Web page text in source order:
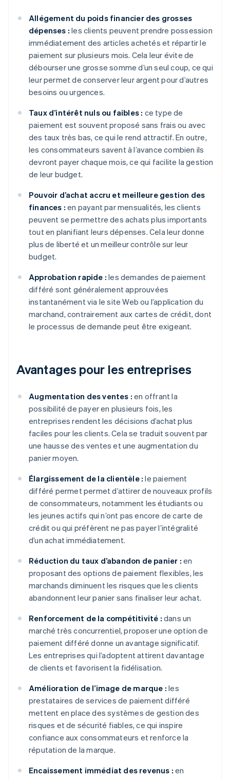
Allégement du poids financier des grosses
dépenses : les clients peuvent prendre possession
immédiatement des articles achetés et répartir le
paiement sur plusieurs mois. Cela leur évite de
débourser une grosse somme d’un seul coup, ce qui
leur permet de conserver leur argent pour d’autres
besoins ou urgences.
Taux d’intérêt nuls ou faibles : ce type de
paiement est souvent proposé sans frais ou avec
des taux très bas, ce qui le rend attractif. En outre,
les consommateurs savent à l’avance combien ils
devront payer chaque mois, ce qui facilite la gestion
de leur budget.
Pouvoir d’achat accru et meilleure gestion des
finances : en payant par mensualités, les clients
peuvent se permettre des achats plus importants
tout en planifiant leurs dépenses. Cela leur donne
plus de liberté et un meilleur contrôle sur leur
budget.
Approbation rapide : les demandes de paiement
différé sont généralement approuvées
instantanément via le site Web ou l’application du
marchand, contrairement aux cartes de crédit, dont
le processus de demande peut être exigeant.
Avantages pour les entreprises
Augmentation des ventes : en offrant la
possibilité de payer en plusieurs fois, les
entreprises rendent les décisions d’achat plus
faciles pour les clients. Cela se traduit souvent par
une hausse des ventes et une augmentation du
panier moyen.
Élargissement de la clientèle : le paiement
différé permet permet d’attirer de nouveaux profils
de consommateurs, notamment les étudiants ou
les jeunes actifs qui n’ont pas encore de carte de
crédit ou qui préfèrent ne pas payer l’intégralité
d’un achat immédiatement.
Réduction du taux d’abandon de panier : en
proposant des options de paiement flexibles, les
marchands diminuent les risques que les clients
abandonnent leur panier sans finaliser leur achat.
Renforcement de la compétitivité : dans un
marché très concurrentiel, proposer une option de
paiement différé donne un avantage significatif.
Les entreprises qui l’adoptent attirent davantage
de clients et favorisent la fidélisation.
Amélioration de l’image de marque : les
prestataires de services de paiement différé
mettent en place des systèmes de gestion des
risques et de sécurité fiables, ce qui inspire
confiance aux consommateurs et renforce la
réputation de la marque.
Encaissement immédiat des revenus : en